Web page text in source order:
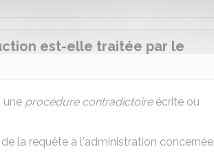
est-elle traitée par le
une procédure contradictoireécrite ou
la requête à l'administration concernée